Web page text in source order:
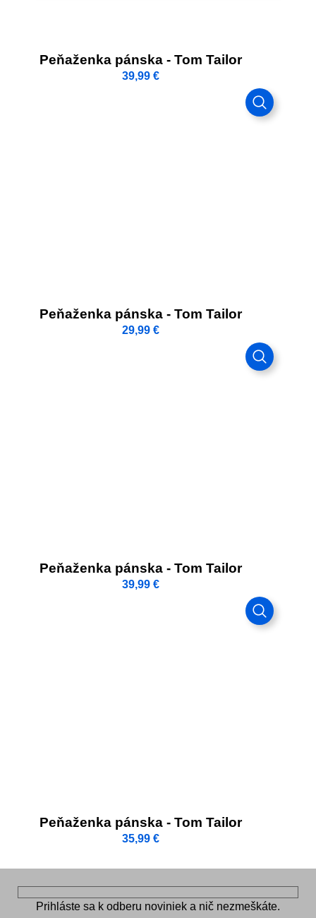
Peňaženka pánska - Tom Tailor
39,99 €
Peňaženka pánska - Tom Tailor
29,99 €
Peňaženka pánska - Tom Tailor
39,99 €
Peňaženka pánska - Tom Tailor
35,99 €
Prihláste sa k odberu noviniek a nič nezmeškáte.